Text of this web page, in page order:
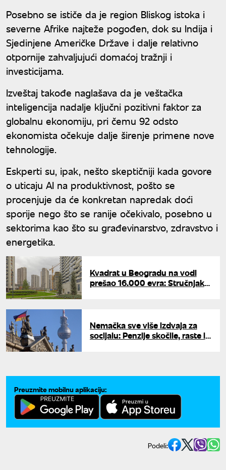
Posebno se ističe da je region Bliskog istoka i
severne Afrike najteže pogođen, dok su Indija i
Sjedinjene Američke Države i dalje relativno
otpornije zahvaljujući domaćoj tražnji i
investicijama.
Izveštaj takođe naglašava da je veštačka
inteligencija nadalje ključni pozitivni faktor za
globalnu ekonomiju, pri čemu 92 odsto
ekonomista očekuje dalje širenje primene nove
tehnologije.
Eskperti su, ipak, nešto skeptičniji kada govore
o uticaju AI na produktivnost, pošto se
procenjuje da će konkretan napredak doći
sporije nego što se ranije očekivalo, posebno u
sektorima kao što su građevinarstvo, zdravstvo i
energetika.
Kvadrat u Beogradu na vodi
prešao 16.000 evra: Stručnjak
Nemačka sve više izdvaja za
socijalu: Penzije skočile, raste i
Preuzmite mobilnu aplikaciju:
Podeli: